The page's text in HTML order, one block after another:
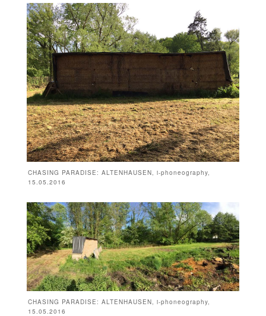
CHASING PARADISE: ALTENHAUSEN, i-phoneography,
15.05.2016
CHASING PARADISE: ALTENHAUSEN, i-phoneography,
15.05.2016